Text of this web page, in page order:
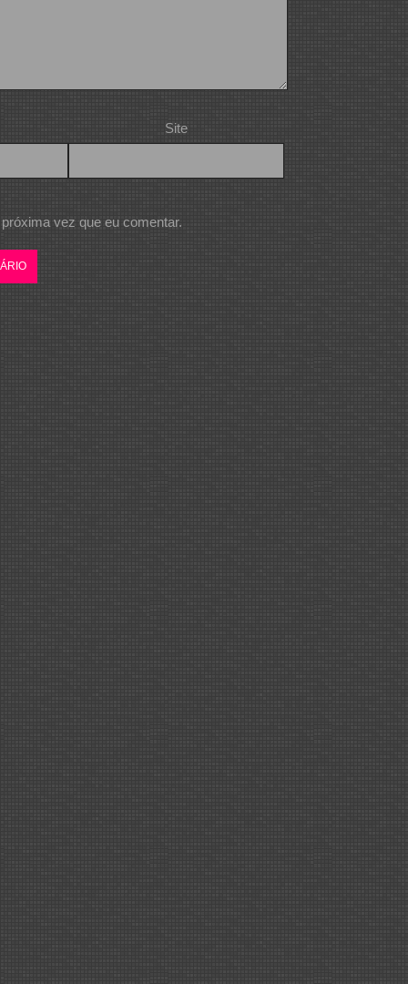
Site
vez que eu comentar.